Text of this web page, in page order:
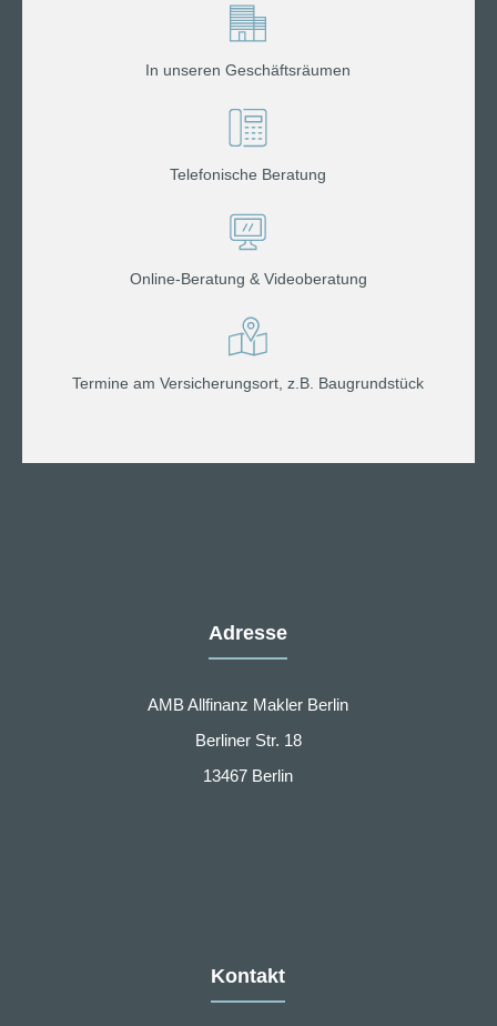
In unseren Geschäftsräumen
Telefonische Beratung
Online-Beratung & Videoberatung
Termine am Versicherungsort, z.B. Baugrundstück
Adresse
AMB Allfinanz Makler Berlin
Berliner Str. 18
13467 Berlin
Kontakt